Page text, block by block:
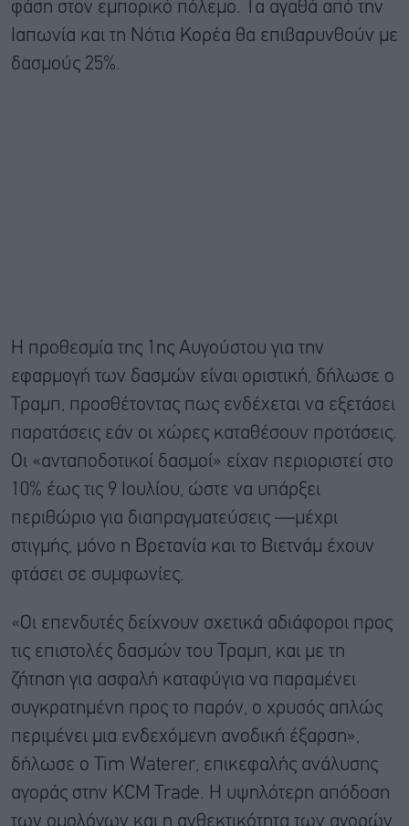
φάση στον εμπορικό πόλεμο. Τα αγαθά από την
Ιαπωνία και τη Νότια Κορέα θα επιβαρυνθούν με
δασμούς 25%.
Η προθεσμία της 1ης Αυγούστου για την
εφαρμογή των δασμών είναι οριστική, δήλωσε ο
Τραμπ, προσθέτοντας πως ενδέχεται να εξετάσει
παρατάσεις εάν οι χώρες καταθέσουν προτάσεις.
Οι «ανταποδοτικοί δασμοί» είχαν περιοριστεί στο
10% έως τις 9 Ιουλίου, ώστε να υπάρξει
περιθώριο για διαπραγματεύσεις —μέχρι
στιγμής, μόνο η Βρετανία και το Βιετνάμ έχουν
φτάσει σε συμφωνίες.
«Οι επενδυτές δείχνουν σχετικά αδιάφοροι προς
τις επιστολές δασμών του Τραμπ, και με τη
ζήτηση για ασφαλή καταφύγια να παραμένει
συγκρατημένη προς το παρόν, ο χρυσός απλώς
περιμένει μια ενδεχόμενη ανοδική έξαρση»,
δήλωσε ο Tim Waterer, επικεφαλής ανάλυσης
αγοράς στην KCM Trade. Η υψηλότερη απόδοση
των ομολόγων και η ανθεκτικότητα των αγορών